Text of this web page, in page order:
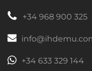
+34 968 900 325
+34 633 329 144